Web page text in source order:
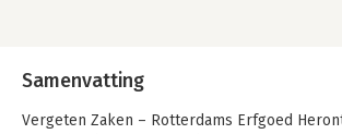
Samenvatting
Vergeten Zaken – Rotterdams Erfgoed